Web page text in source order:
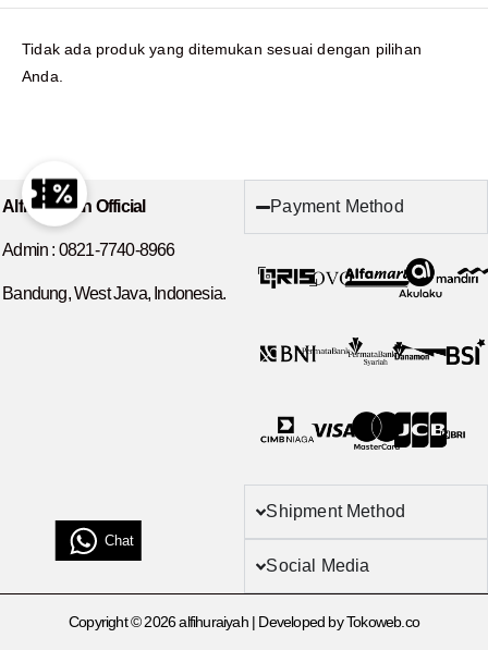
Tidak ada produk yang ditemukan sesuai dengan pilihan
Anda.
Alfihuraiyah Official
Admin : 0821-7740-8966
Bandung, West Java, Indonesia.
Payment Method
Shipment Method
Social Media
Copyright © 2026 alfihuraiyah | Developed by Tokoweb.co
Chat